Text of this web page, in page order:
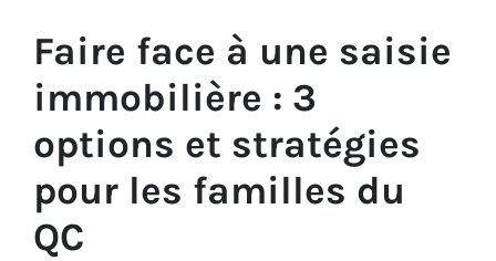
Faire face à une saisie
immobilière : 3
options et stratégies
pour les familles du
QC